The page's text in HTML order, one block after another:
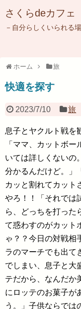
さくらdeカフェ
－自分らしくいられる
ホーム 旅
快適を探す
2023/7/10 旅
息子とヤクルト戦を
「ママ、カットボ
いては詳しくないの
分かるんだけど。」
カッと割れてカット
やろ！！「それでは
ら、どっちを打った
て惑わすのがカット
ゃ？？今日の対戦相
ラのマーチでも出て
でしまい、息子と大
テだから、なんだか
にロッテのお菓子が
う。」子供ならでは